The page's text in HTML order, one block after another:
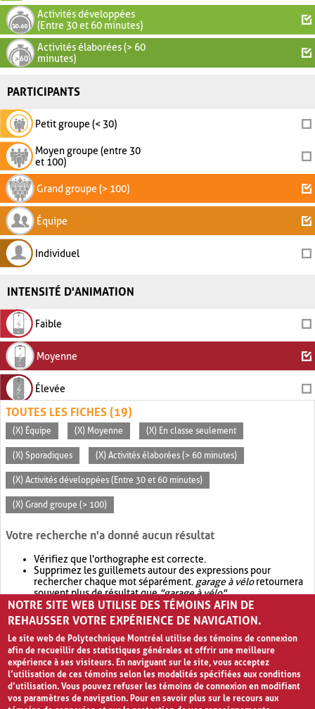
Activités développées
(Entre 30 et 60 minutes)
Activités élaborées (> 60
minutes)
PARTICIPANTS
Petit groupe (< 30)
Moyen groupe (entre 30
et 100)
Grand groupe (> 100)
Équipe
Individuel
INTENSITÉ D'ANIMATION
Faible
Moyenne
Élevée
TOUTES LES FICHES (19)
(X) Équipe (X) Moyenne (X) En classe seulement
(X) Sporadiques (X) Activités élaborées (> 60 minutes)
(X) Activités développées (Entre 30 et 60 minutes)
(X) Grand groupe (> 100)
Votre recherche n'a donné aucun résultat
Vérifiez que l'orthographe est correcte.
Supprimez les guillemets autour des expressions pour
rechercher chaque mot séparément. garage à véloretournera
souvent plus de résultat que"garage à vélo".
Envisagez d'élargir votre recherche avec OR.garage OR vélo
retournera souvent plus de résultat quegarage à vélo
NOTRE SITE WEB UTILISE DES TÉMOINS AFIN DE
REHAUSSER VOTRE EXPÉRIENCE DE NAVIGATION.
Le site web de Polytechnique Montréal utilise des témoins de connexion
afin de recueillir des statistiques générales et offrir une meilleure
expérience à ses visiteurs. En naviguant sur le site, vous acceptez
l’utilisation de ces témoins selon les modalités spécifiées aux conditions
d’utilisation. Vous pouvez refuser les témoins de connexion en modifiant
vos paramètres de navigation. Pour en savoir plus sur le recours aux